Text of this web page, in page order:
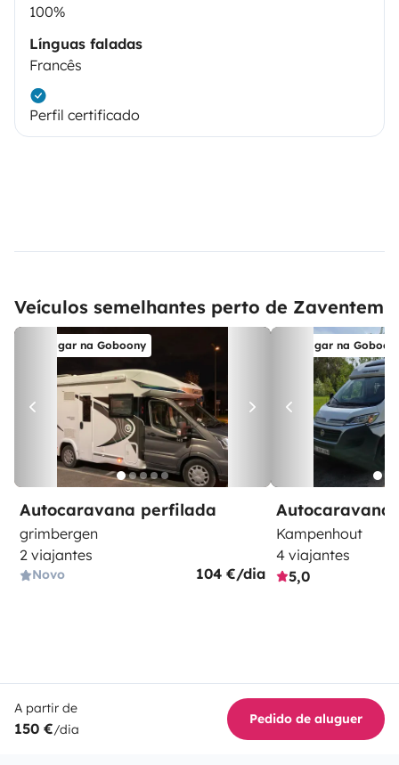
100%
Línguas faladas
Francês
Perfil certificado
Veículos semelhantes perto de Zaventem
Alugar na Goboony
Autocaravana perfilada
grimbergen
2 viajantes
Novo 104 €/dia
Alugar na
Kampenhout
4 viajantes
5,0
A partir de
150 €/dia
Pedido de aluguer